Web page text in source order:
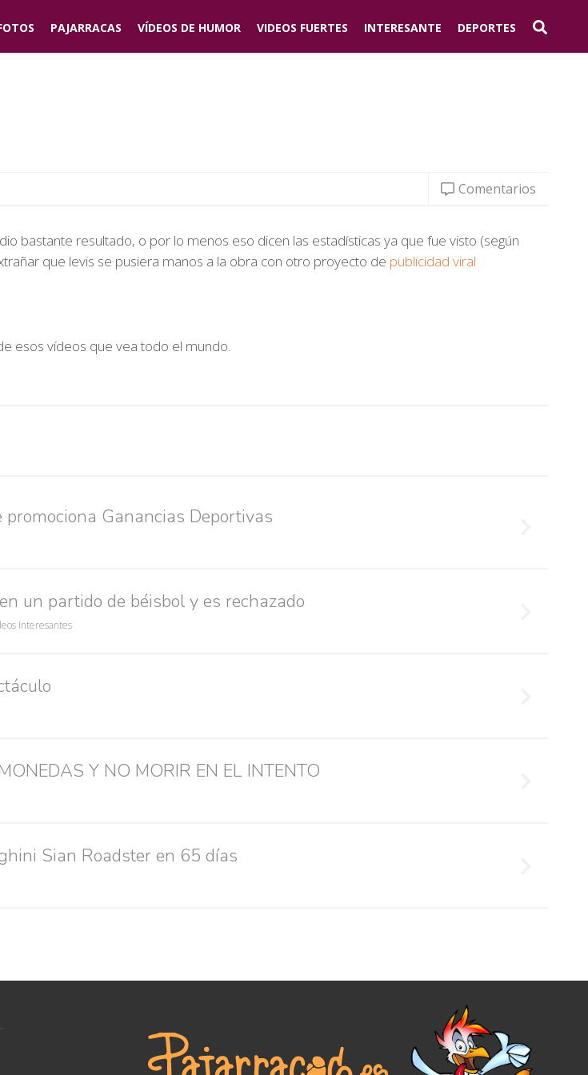
PAJARRACAS VÍDEOS DE HUMOR VIDEOS FUERTES INTERESANTE DEPORTES
Comentarios
bastante resultado, o por lo menos eso dicen las estadísticas ya que fue visto (según
que levis se pusiera manos a la obra con otro proyecto de publicidad viral
esos vídeos que vea todo el mundo.
promociona Ganancias Deportivas
un partido de béisbol y es rechazado
Interesantes
Y NO MORIR EN EL INTENTO
Sian Roadster en 65 días